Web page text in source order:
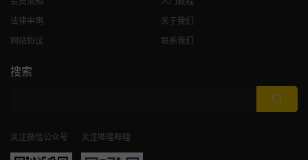
法律申明
网站协议
关于我们
联系我们
搜索
关注微信公众号 关注哔哩哔哩